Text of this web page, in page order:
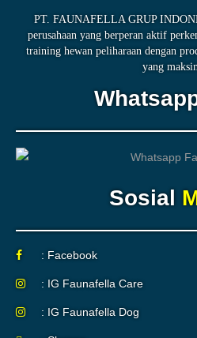
PT. FAUNAFELLA GRUP
perusahaan yang berperan aktif
training hewan peliharaan dengan
yang
Sosial
: Facebook
: IG Faunafella Care
: IG Faunafella Dog